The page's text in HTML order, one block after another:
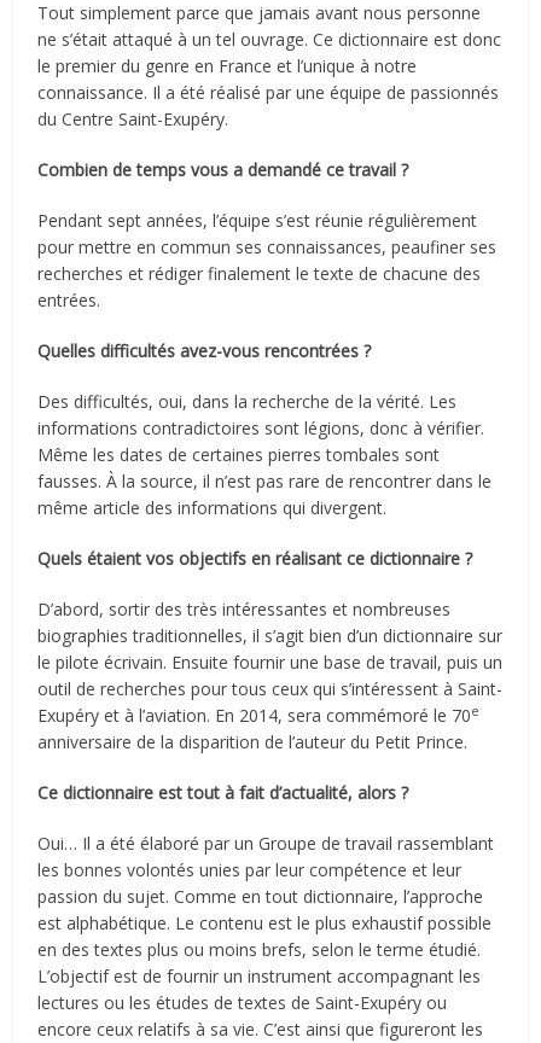
Tout simplement parce que jamais avant nous personne
ne s’était attaqué à un tel ouvrage. Ce dictionnaire est donc
le premier du genre en France et l’unique à notre
connaissance. Il a été réalisé par une équipe de passionnés
du Centre Saint-Exupéry.
Combien de temps vous a demandé ce travail ?
Pendant sept années, l’équipe s’est réunie régulièrement
pour mettre en commun ses connaissances, peaufiner ses
recherches et rédiger finalement le texte de chacune des
entrées.
Quelles difficultés avez-vous rencontrées ?
Des difficultés, oui, dans la recherche de la vérité. Les
informations contradictoires sont légions, donc à vérifier.
Même les dates de certaines pierres tombales sont
fausses. À la source, il n’est pas rare de rencontrer dans le
même article des informations qui divergent.
Quels étaient vos objectifs en réalisant ce dictionnaire ?
D’abord, sortir des très intéressantes et nombreuses
biographies traditionnelles, il s’agit bien d’un dictionnaire sur
le pilote écrivain. Ensuite fournir une base de travail, puis un
outil de recherches pour tous ceux qui s’intéressent à Saint-
Exupéry et à l’aviation. En 2014, sera commémoré le 70e
anniversaire de la disparition de l’auteur du Petit Prince.
Ce dictionnaire est tout à fait d’actualité, alors ?
Oui… Il a été élaboré par un Groupe de travail rassemblant
les bonnes volontés unies par leur compétence et leur
passion du sujet. Comme en tout dictionnaire, l’approche
est alphabétique. Le contenu est le plus exhaustif possible
en des textes plus ou moins brefs, selon le terme étudié.
L’objectif est de fournir un instrument accompagnant les
lectures ou les études de textes de Saint-Exupéry ou
encore ceux relatifs à sa vie. C’est ainsi que figureront les